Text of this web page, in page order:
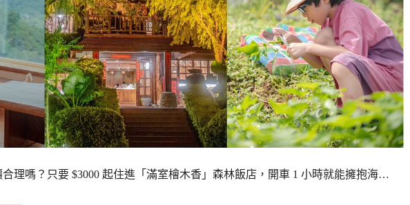
理嗎？只要 $3000 起住進「滿室檜木香」森林飯店，開車 1 小時就能擁抱海…